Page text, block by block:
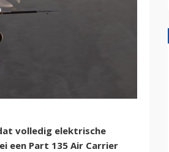
volledig elektrische
een Part 135 Air Carrier